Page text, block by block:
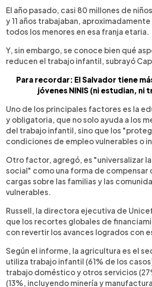
El año pasado, casi 80 millones de
y 11 años trabajaban,
todos los menores en esa franja etaria.
Y, sin embargo, se conoce bien qué
reducen el trabajo infantil, subrayó
Para recordar: El Salvador tiene
jóvenes NINIS (ni estudian, ni
Uno de los principales factores es la
y obligatoria, que no solo ayuda a los
del trabajo infantil, sino que los
condiciones de empleo vulnerables o
Otro factor, agregó, es "universalizar
social" como una forma de compensar
cargas sobre las familias y las
vulnerables.
Russell, la directora ejecutiva de
que los recortes globales de
con revertir los avances logrados con
Según el informe, la agricultura es el
utiliza trabajo infantil (61% de los
trabajo doméstico y otros servicios
(13%, incluyendo minería y